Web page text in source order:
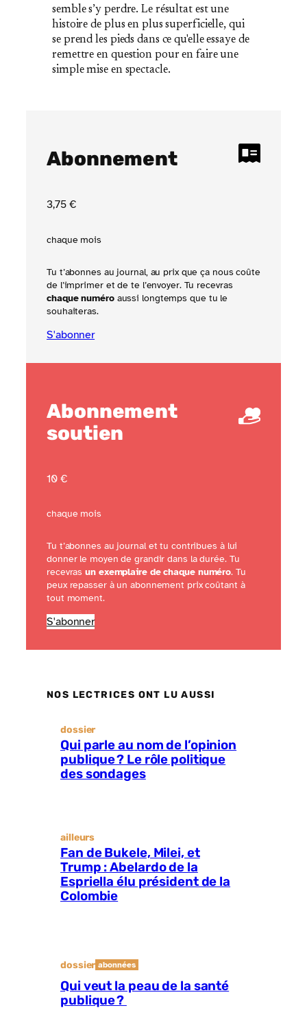
semble s’y perdre. Le résultat est une
histoire de plus en plus superficielle, qui
se prend les pieds dans ce qu'elle essaye de
remettre en question pour en faire une
simple mise en spectacle.
Abonnement
3,75€
chaque mois
Tu t’abonnes au journal, au prix que ça nous coûte
de l’imprimer et de te l’envoyer. Tu recevras
chaque numéroaussi longtemps que tu le
souhaiteras.
S'abonner
Abonnement
soutien
10 €
chaque mois
Tu t’abonnes au journal et tu contribues à lui
donner le moyen de grandir dans la durée. Tu
recevrasun exemplaire de chaque numéro. Tu
peux repasser à un abonnement prix coûtant à
tout moment.
S'abonner
NOS LECTRICES ONT LU AUSSI
dossier
Qui parle au nom de l’opinion
publique ? Le rôle politique
des sondages
ailleurs
Fan de Bukele, Milei, et
Trump : Abelardo de la
Espriella élu président de la
Colombie
dossier abonnées
Qui veut la peau de la santé
publique ?